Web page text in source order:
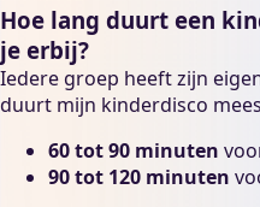
Hoe lang duurt een
je erbij?
Iedere groep heeft zijn
duurt mijn kinderdisco
60 tot 90 minuten
90 tot 120 minuten